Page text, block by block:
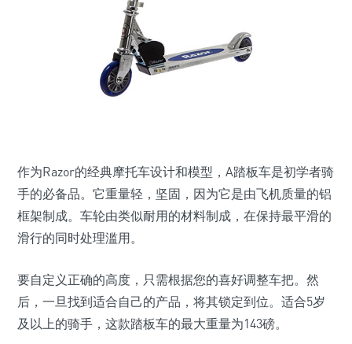
作为Razor的经典摩托车设计和模型，A踏板车是初学者骑
手的必备品。它重量轻，坚固，因为它是由飞机质量的铝
框架制成。车轮由类似耐用的材料制成，在保持最平滑的
滑行的同时处理滥用。
要自定义正确的高度，只需根据您的喜好调整车把。然
后，一旦找到适合自己的产品，将其锁定到位。适合5岁
及以上的骑手，这款踏板车的最大重量为143磅。